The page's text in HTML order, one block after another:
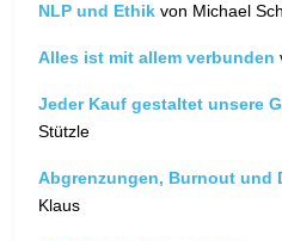
NLP und Ethik von Michael
Alles ist mit allem verbunden
Jeder Kauf gestaltet unsere
Stützle
Abgrenzungen, Burnout und
Klaus